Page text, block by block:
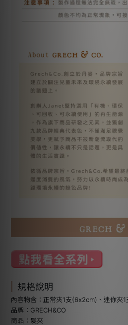
規格說明
內容物含：正常夾1支(6x2cm)、迷你夾
品牌：GRECH&CO
商品：髮夾